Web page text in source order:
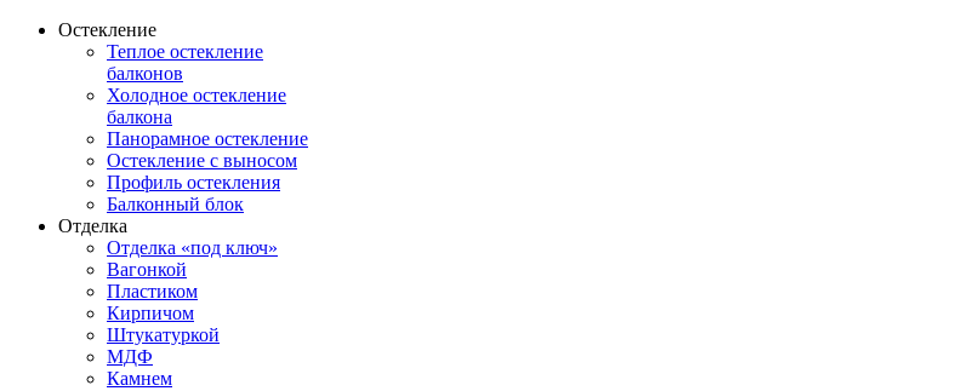
Остекление
Теплое остекление
балконов
Холодное остекление
балкона
Панорамное остекление
Остекление с выносом
Профиль остекления
Балконный блок
Отделка
Отделка «под ключ»
Вагонкой
Пластиком
Кирпичом
Штукатуркой
МДФ
Камнем